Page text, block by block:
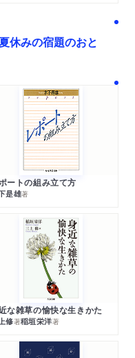
休みの宿題のおと
ートの組み立て方
是雄著
な雑草の愉快な生きかた
修著稲垣栄洋著